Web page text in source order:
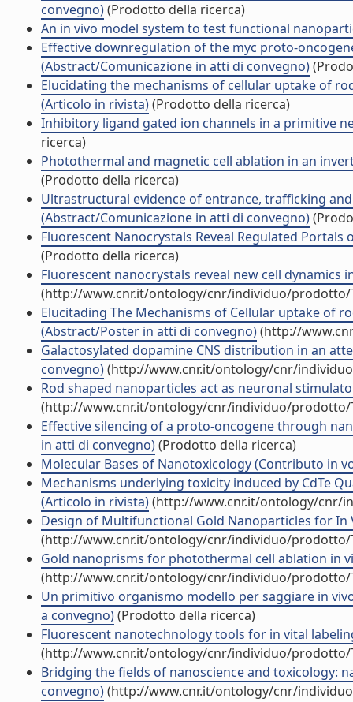
convegno)(Prodotto della ricerca)
An in vivo model system to test functional
Effective downregulation of the myc proto-
(Abstract/Comunicazione in atti di convegno)
Elucidating the mechanisms of cellular uptake of
(Articolo in rivista)(Prodotto della ricerca)
Inhibitory ligand gated ion channels in a primitive
ricerca)
Photothermal and magnetic cell ablation in an
(Prodotto della ricerca)
Ultrastructural evidence of entrance, trafficking
(Abstract/Comunicazione in atti di convegno)
Fluorescent Nanocrystals Reveal Regulated
(Prodotto della ricerca)
Fluorescent nanocrystals reveal new cell
(http://www.cnr.it/ontology/cnr/individuo/prodotto/
Elucitading The Mechanisms of Cellular uptake of
(Abstract/Poster in atti di convegno)(http://
Galactosylated dopamine CNS distribution in an
convegno)(http://www.cnr.it/ontology/cnr/
Rod shaped nanoparticles act as neuronal
(http://www.cnr.it/ontology/cnr/individuo/prodotto/
Effective silencing of a proto-oncogene through
in atti di convegno)(Prodotto della ricerca)
Molecular Bases of Nanotoxicology (Contributo in
Mechanisms underlying toxicity induced by CdTe
(Articolo in rivista)(http://www.cnr.it/ontology/cnr/
Design of Multifunctional Gold Nanoparticles for In
(http://www.cnr.it/ontology/cnr/individuo/prodotto/
Gold nanoprisms for photothermal cell ablation in
(http://www.cnr.it/ontology/cnr/individuo/prodotto/
Un primitivo organismo modello per saggiare in
a convegno)(Prodotto della ricerca)
Fluorescent nanotechnology tools for in vital
(http://www.cnr.it/ontology/cnr/individuo/prodotto/
Bridging the fields of nanoscience and toxicology:
convegno)(http://www.cnr.it/ontology/cnr/